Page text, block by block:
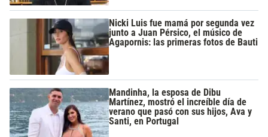
Nicki Luis fue mamá por segunda vez
junto a Juan Pérsico, el músico de
Agapornis: las primeras fotos de Bauti
Mandinha, la esposa de Dibu
Martínez, mostró el increíble día de
verano que pasó con sus hijos, Ava y
Santi, en Portugal